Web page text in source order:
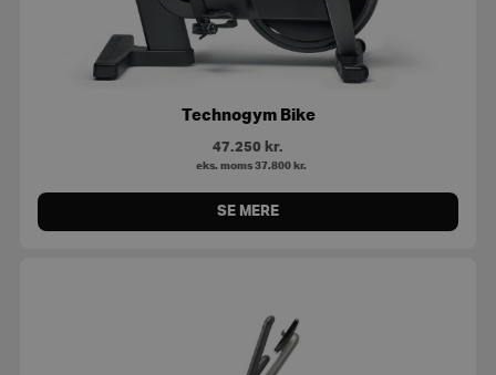
Technogym Bike
47.250 kr.
eks. moms 37.800 kr.
SE MERE